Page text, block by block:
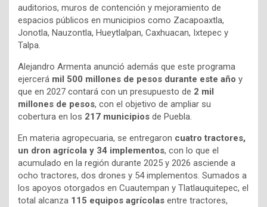
auditorios, muros de contención y mejoramiento de
espacios públicos en municipios como Zacapoaxtla,
Jonotla, Nauzontla, Hueytlalpan, Caxhuacan, Ixtepec y
Talpa.
Alejandro Armenta anunció además que este programa
ejercerá mil 500 millones de pesos durante este año y
que en 2027 contará con un presupuesto de 2 mil
millones de pesos, con el objetivo de ampliar su
cobertura en los 217 municipios de Puebla.
En materia agropecuaria, se entregaron cuatro tractores,
un dron agrícola y 34 implementos, con lo que el
acumulado en la región durante 2025 y 2026 asciende a
ocho tractores, dos drones y 54 implementos. Sumados a
los apoyos otorgados en Cuautempan y Tlatlauquitepec, el
total alcanza 115 equipos agrícolas entre tractores,